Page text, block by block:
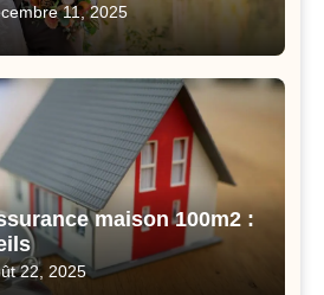
11, 2025
maison 100m2 :
22, 2025